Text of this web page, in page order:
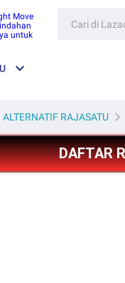
ALTERNATIF RAJASATU
DAFTAR